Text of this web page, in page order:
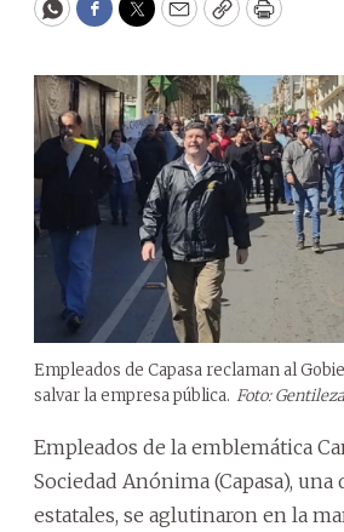
WhatsApp
Facebook
Twitter
EmailCopyPrint
Empleados de Capasa reclaman al
salvar la empresa pública. Foto: Gentileza
Empleados de la emblemática
Sociedad Anónima (Capasa), una
estatales, se aglutinaron en la